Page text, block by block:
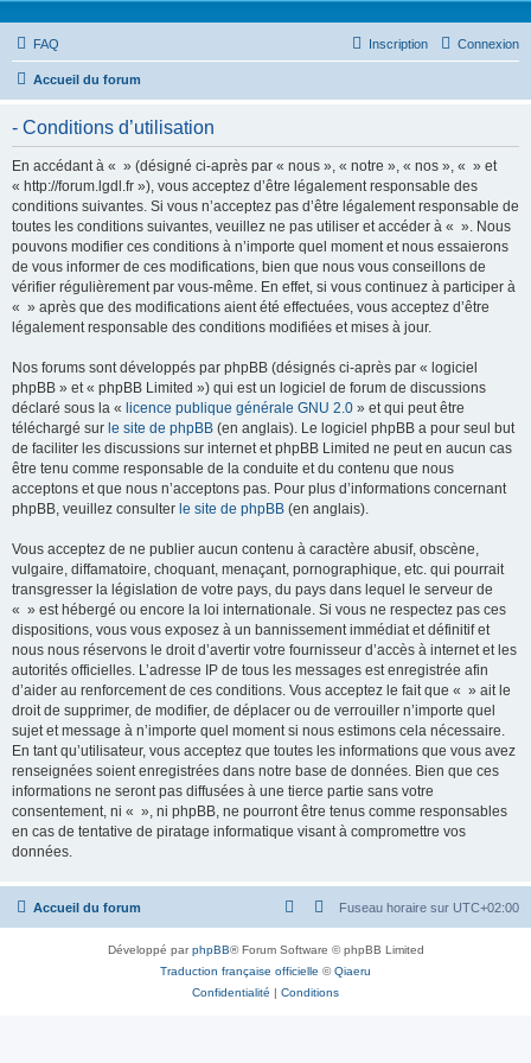
FAQ Connexion
Inscription
Accueil du forum
- Conditions d’utilisation
En accédant à « » (désigné ci-après par « nous », « notre », « nos », « » et
« http://forum.lgdl.fr »), vous acceptez d’être légalement responsable des
conditions suivantes. Si vous n’acceptez pas d’être légalement responsable de
toutes les conditions suivantes, veuillez ne pas utiliser et accéder à « ». Nous
pouvons modifier ces conditions à n’importe quel moment et nous essaierons
de vous informer de ces modifications, bien que nous vous conseillons de
vérifier régulièrement par vous-même. En effet, si vous continuez à participer à
« » après que des modifications aient été effectuées, vous acceptez d’être
légalement responsable des conditions modifiées et mises à jour.
Nos forums sont développés par phpBB (désignés ci-après par « logiciel
phpBB » et « phpBB Limited ») qui est un logiciel de forum de discussions
déclaré sous la « licence publique générale GNU 2.0 » et qui peut être
téléchargé sur le site de phpBB (en anglais). Le logiciel phpBB a pour seul but
de faciliter les discussions sur internet et phpBB Limited ne peut en aucun cas
être tenu comme responsable de la conduite et du contenu que nous
acceptons et que nous n’acceptons pas. Pour plus d’informations concernant
phpBB, veuillez consulter le site de phpBB (en anglais).
Vous acceptez de ne publier aucun contenu à caractère abusif, obscène,
vulgaire, diffamatoire, choquant, menaçant, pornographique, etc. qui pourrait
transgresser la législation de votre pays, du pays dans lequel le serveur de
« » est hébergé ou encore la loi internationale. Si vous ne respectez pas ces
dispositions, vous vous exposez à un bannissement immédiat et définitif et
nous nous réservons le droit d’avertir votre fournisseur d’accès à internet et les
autorités officielles. L’adresse IP de tous les messages est enregistrée afin
d’aider au renforcement de ces conditions. Vous acceptez le fait que « » ait le
droit de supprimer, de modifier, de déplacer ou de verrouiller n’importe quel
sujet et message à n’importe quel moment si nous estimons cela nécessaire.
En tant qu’utilisateur, vous acceptez que toutes les informations que vous avez
renseignées soient enregistrées dans notre base de données. Bien que ces
informations ne seront pas diffusées à une tierce partie sans votre
consentement, ni « », ni phpBB, ne pourront être tenus comme responsables
en cas de tentative de piratage informatique visant à compromettre vos
données.
Accueil du forum Fuseau horaire sur UTC+02:00
Développé parphpBB® Forum Software © phpBB Limited
Traduction française officielle ©Qiaeru
Confidentialité | Conditions